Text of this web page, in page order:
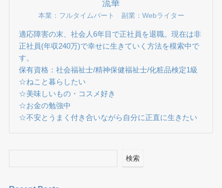
流華
本業：フルタイムパート 副業：Webライター
適応障害の末、社会人6年目で正社員を退職。現在は非
正社員(年収240万)で幸せに生きていく方法を模索中で
す。
保有資格：社会福祉士/精神保健福祉士/化粧品検定1級
☆ねこと暮らしたい
☆美味しいもの・コスメ好き
☆お金の勉強中
☆不安とうまく付き合いながら自分に正直に生きたい
検索